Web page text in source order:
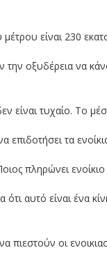
είναι 230
οξυδέρεια να
είναι τυχαίο. Το
επιδοτήσει τα
πληρώνει
ότι αυτό είναι ένα
πιεστούν οι